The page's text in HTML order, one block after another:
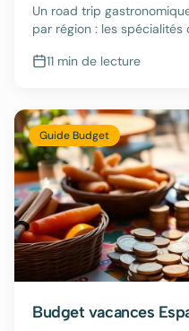
Un road trip
par région : les
11 min de lecture
Guide Budget
Budget vacances